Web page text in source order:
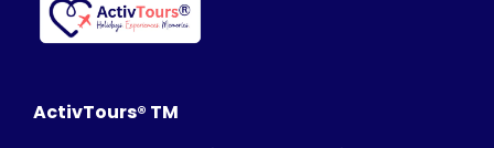
ActivTours® TM